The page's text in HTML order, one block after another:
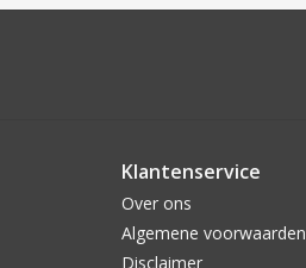
Klantenservice
Over ons
Algemene voorwaarden
Disclaimer